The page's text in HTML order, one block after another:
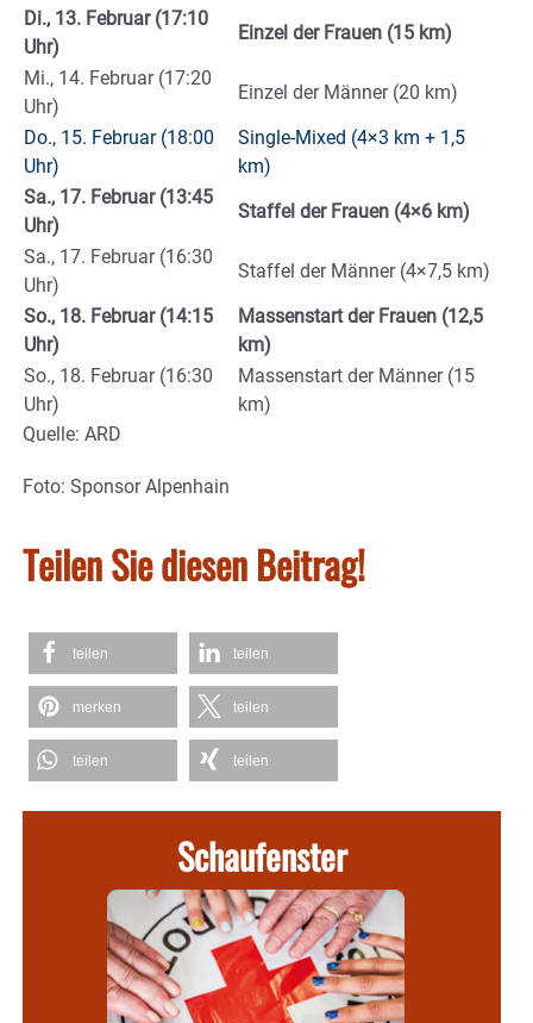
Di., 13. Februar (17:10
Uhr)
Einzel der Frauen (15 km)
Mi., 14. Februar (17:20
Uhr)
Einzel der Männer (20 km)
Do., 15. Februar (18:00
Uhr)
Single-Mixed (4×3 km + 1,5
km)
Sa., 17. Februar (13:45
Uhr)
Staffel der Frauen (4×6 km)
Sa., 17. Februar (16:30
Uhr)
Staffel der Männer (4×7,5 km)
So., 18. Februar (14:15
Uhr)
Massenstart der Frauen (12,5
km)
So., 18. Februar (16:30
Uhr)
Massenstart der Männer (15
km)
Quelle: ARD
Foto: Sponsor Alpenhain
Teilen Sie diesen Beitrag!
teilen teilen
merken teilen
teilen teilen
Schaufenster